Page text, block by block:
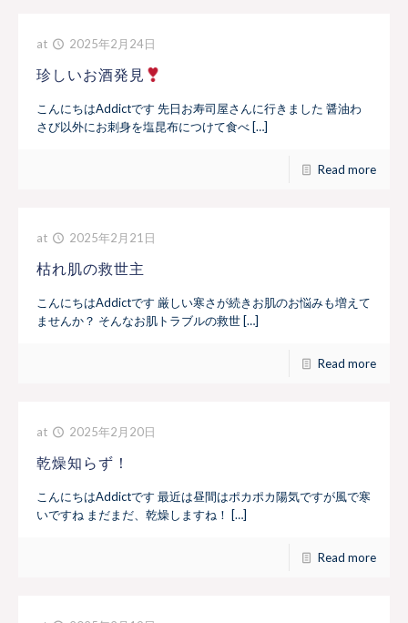
at 2025年2月24日
珍しいお酒発見
こんにちはAddictです 先日お寿司屋さんに行きました 醤油わ
さび以外にお刺身を塩昆布につけて食べ […]
Read more
at 2025年2月21日
枯れ肌の救世主
こんにちはAddictです 厳しい寒さが続きお肌のお悩みも増えて
ませんか？ そんなお肌トラブルの救世 […]
Read more
at 2025年2月20日
乾燥知らず！
こんにちはAddictです 最近は昼間はポカポカ陽気ですが風で寒
いですね まだまだ、乾燥しますね！ […]
Read more